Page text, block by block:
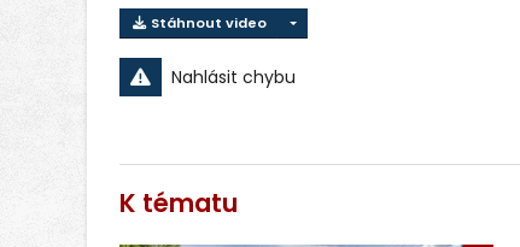
Stáhnout video
Nahlásit chybu
K tématu